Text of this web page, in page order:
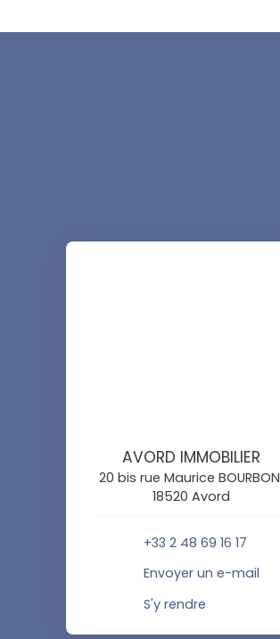
AVORD IMMOBILIER
20 bis rue Maurice BOURBON
18520 Avord
+33 2 48 69 16 17
Envoyer un e-mail
S'y rendre